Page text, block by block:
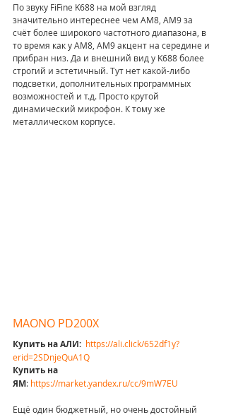
По звуку FiFine K688 на мой взгляд
значительно интереснее чем AM8, AM9 за
счёт более широкого частотного диапазона, в
то время как у AM8, AM9 акцент на середине и
прибран низ. Да и внешний вид у K688 более
строгий и эстетичный. Тут нет какой-либо
подсветки, дополнительных программных
возможностей и т.д. Просто крутой
динамический микрофон. К тому же
металлическом корпусе.
MAONO PD200X
Купить на АЛИ: https://ali.click/652df1y?
erid=2SDnjeQuA1Q
Купить на
ЯМ: https://market.yandex.ru/cc/9mW7EU
Ещё один бюджетный, но очень достойный